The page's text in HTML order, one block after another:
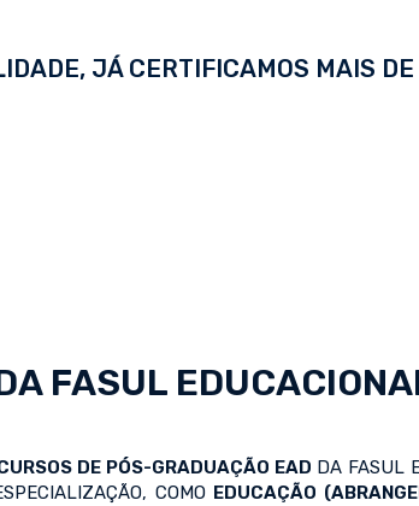
JÁ CERTIFICAMOS MAIS
FASUL
DE PÓS-GRADUAÇÃO EAD DA FASUL
COMO EDUCAÇÃO